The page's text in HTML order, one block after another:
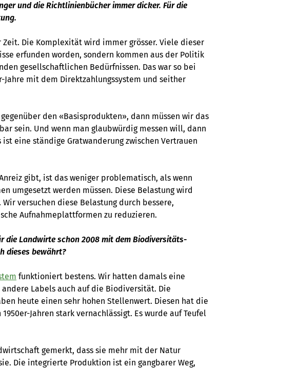
und die Richtlinienbücher immer dicker. Für die
Die Komplexität wird immer grösser. Viele dieser
erfunden worden, sondern kommen aus der Politik
gesellschaftlichen Bedürfnissen. Das war so bei
Jahre mit dem Direktzahlungssystem und seither
den «Basisprodukten», dann müssen wir das
sein. Und wenn man glaubwürdig messen will, dann
eine ständige Gratwanderung zwischen Vertrauen
gibt, ist das weniger problematisch, als wenn
umgesetzt werden müssen. Diese Belastung wird
versuchen diese Belastung durch bessere,
Aufnahmeplattformen zu reduzieren.
die Landwirte schon 2008 mit dem Biodiversitäts-
dieses bewährt?
funktioniert bestens. Wir hatten damals eine
Labels auch auf die Biodiversität. Die
heute einen sehr hohen Stellenwert. Diesen hat die
Jahren stark vernachlässigt. Es wurde auf Teufel
gemerkt, dass sie mehr mit der Natur
Die integrierte Produktion ist ein gangbarer Weg,